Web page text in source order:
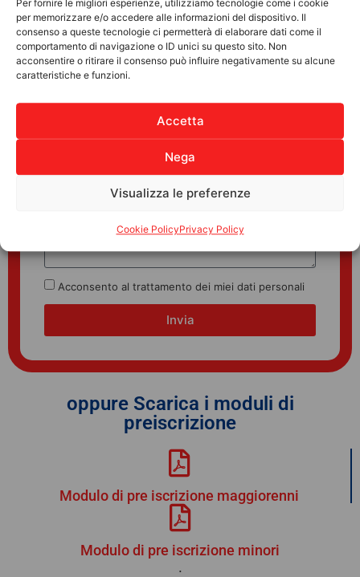
Per fornire le migliori esperienze, utilizziamo tecnologie come i cookie
per memorizzare e/o accedere alle informazioni del dispositivo. Il
consenso a queste tecnologie ci permetterà di elaborare dati come il
comportamento di navigazione o ID unici su questo sito. Non
acconsentire o ritirare il consenso può influire negativamente su alcune
caratteristiche e funzioni.
Accetta
Nega
Visualizza le preferenze
Cookie PolicyPrivacy Policy
Richiedi maggiori informazioni
Acconsento al trattamento dei miei dati personali
Invia
oppure Scarica i moduli di
preiscrizione
Modulo di pre iscrizione maggiorenni
Modulo di pre iscrizione minori
.